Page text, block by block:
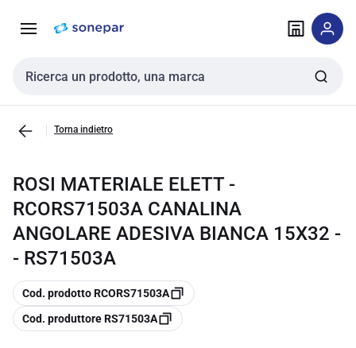
navigazione alla
Cerca input
Torna indietro
ROSI MATERIALE ELETT -
RCORS71503A CANALINA
ANGOLARE ADESIVA BIANCA 15X32 -
- RS71503A
copia
Cod. prodotto RCORS71503A
copia
Cod. produttore RS71503A